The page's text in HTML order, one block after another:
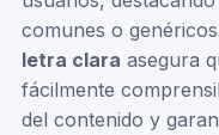
comunes o
letra clara asegura
fácilmente
del contenido y